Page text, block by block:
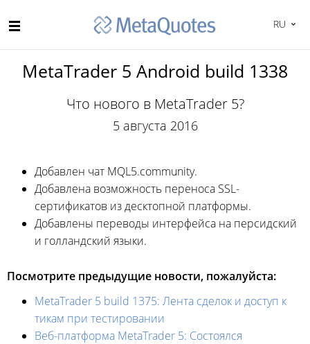
RU
MetaTrader 5 Android build 1338
Что нового в MetaTrader 5?
5 августа 2016
Добавлен чат MQL5.community.
Добавлена возможность переноса SSL-
сертификатов из десктопной платформы.
Добавлены переводы интерфейса на персидский
и голландский языки.
Посмотрите предыдущие новости, пожалуйста:
MetaTrader 5 build 1375: Лента сделок и доступ к
тикам при тестировании
Веб-платформа MetaTrader 5: Состоялся